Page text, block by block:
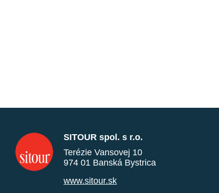
SITOUR spol. s r.o.
Terézie Vansovej 10
974 01 Banská Bystrica
www.sitour.sk